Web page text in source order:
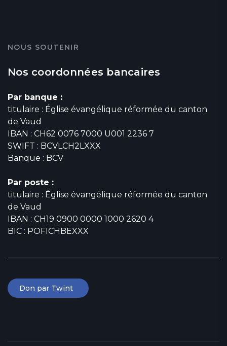
NOUS SOUTENIR
Nos coordonnées bancaires
Par banque :
titulaire : Église évangélique réformée du canton
de Vaud
IBAN : CH62 0076 7000 U001 2236 7
SWIFT : BCVLCH2LXXX
Banque : BCV
Par poste :
titulaire : Église évangélique réformée du canton
de Vaud
IBAN : CH19 0900 0000 1000 2620 4
BIC : POFICHBEXXX
Don par Twint